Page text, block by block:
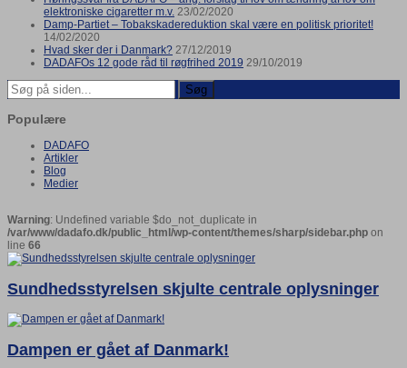
elektroniske cigaretter m.v. 23/02/2020
Damp-Partiet – Tobakskadereduktion skal være en politisk prioritet!
14/02/2020
Hvad sker der i Danmark? 27/12/2019
DADAFOs 12 gode råd til røgfrihed 2019 29/10/2019
Søg
Populære
DADAFO
Artikler
Blog
Medier
Warning: Undefined variable $do_not_duplicate in
/var/www/dadafo.dk/public_html/wp-content/themes/sharp/sidebar.php on
line 66
Sundhedsstyrelsen skjulte centrale oplysninger
Dampen er gået af Danmark!